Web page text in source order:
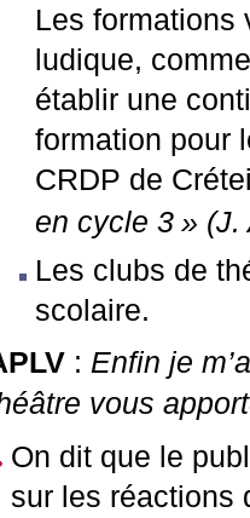
Les formations
ludique,
établir une
formation pour
CRDP de
en cycle 3 » (J.
Les clubs de
scolaire.
: Enfin je
vous
On dit que le
sur les réactions